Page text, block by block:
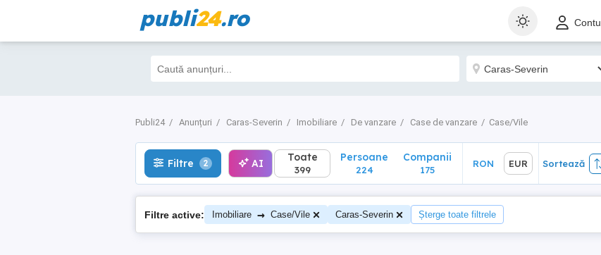
publi24.ro
Publi24 Anunțuri Caras-Severin Imobiliare De vanzare Case de vanzare Case/Vile
Filtre 2 AI EUR Sortează
Filtre 2 AI Toate
399
Persoane
224
Companii
175
RON EUR Sortează
Filtre active: Imobiliare → Case/Vile Caras-Severin Șterge toate filtrele